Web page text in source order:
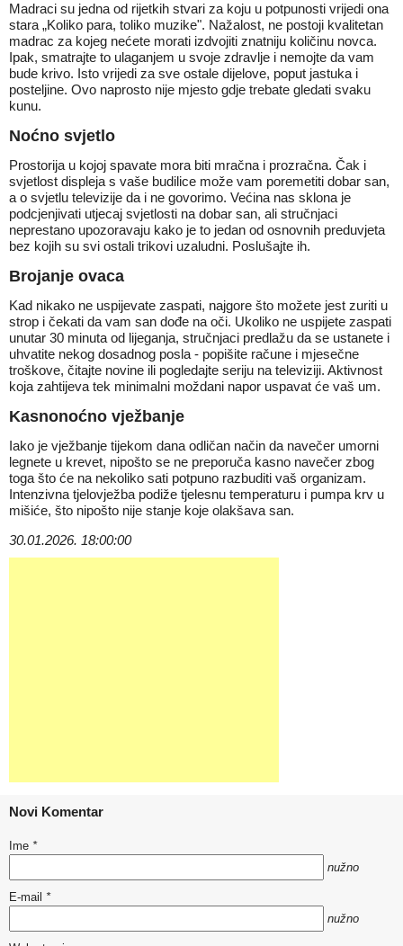
Madraci su jedna od rijetkih stvari za koju u potpunosti vrijedi ona
stara „Koliko para, toliko muzike". Nažalost, ne postoji kvalitetan
madrac za kojeg nećete morati izdvojiti znatniju količinu novca.
Ipak, smatrajte to ulaganjem u svoje zdravlje i nemojte da vam
bude krivo. Isto vrijedi za sve ostale dijelove, poput jastuka i
posteljine. Ovo naprosto nije mjesto gdje trebate gledati svaku
kunu.
Noćno svjetlo
Prostorija u kojoj spavate mora biti mračna i prozračna. Čak i
svjetlost displeja s vaše budilice može vam poremetiti dobar san,
a o svjetlu televizije da i ne govorimo. Većina nas sklona je
podcjenjivati utjecaj svjetlosti na dobar san, ali stručnjaci
neprestano upozoravaju kako je to jedan od osnovnih preduvjeta
bez kojih su svi ostali trikovi uzaludni. Poslušajte ih.
Brojanje ovaca
Kad nikako ne uspijevate zaspati, najgore što možete jest zuriti u
strop i čekati da vam san dođe na oči. Ukoliko ne uspijete zaspati
unutar 30 minuta od lijeganja, stručnjaci predlažu da se ustanete i
uhvatite nekog dosadnog posla - popišite račune i mjesečne
troškove, čitajte novine ili pogledajte seriju na televiziji. Aktivnost
koja zahtijeva tek minimalni moždani napor uspavat će vaš um.
Kasnonoćno vježbanje
Iako je vježbanje tijekom dana odličan način da navečer umorni
legnete u krevet, nipošto se ne preporuča kasno navečer zbog
toga što će na nekoliko sati potpuno razbuditi vaš organizam.
Intenzivna tjelovježba podiže tjelesnu temperaturu i pumpa krv u
mišiće, što nipošto nije stanje koje olakšava san.
30.01.2026. 18:00:00
Novi Komentar
Ime *
nužno
E-mail *
nužno